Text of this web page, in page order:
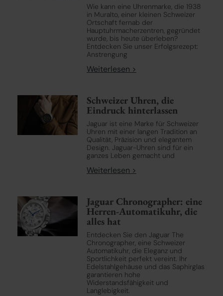
Wie kann eine Uhrenmarke, die 1938
in Muralto, einer kleinen Schweizer
Ortschaft fernab der
Hauptuhrmacherzentren, gegründet
wurde, bis heute überleben?
Entdecken Sie unser Erfolgsrezept:
Anstrengung
Weiterlesen >
Schweizer Uhren, die
Eindruck hinterlassen
Jaguar ist eine Marke für Schweizer
Uhren mit einer langen Tradition an
Qualität, Präzision und elegantem
Design. Jaguar-Uhren sind für ein
ganzes Leben gemacht und
Weiterlesen >
Jaguar Chronographer: eine
Herren-Automatikuhr, die
alles hat
Entdecken Sie den Jaguar The
Chronographer, eine Schweizer
Automatikuhr, die Eleganz und
Sportlichkeit perfekt vereint. Ihr
Edelstahlgehäuse und das Saphirglas
garantieren hohe
Widerstandsfähigkeit und
Langlebigkeit.